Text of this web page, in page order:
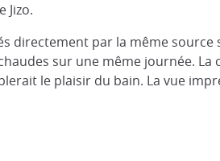
Jizo.
directement par la même source
sur une même journée. La
le plaisir du bain. La vue